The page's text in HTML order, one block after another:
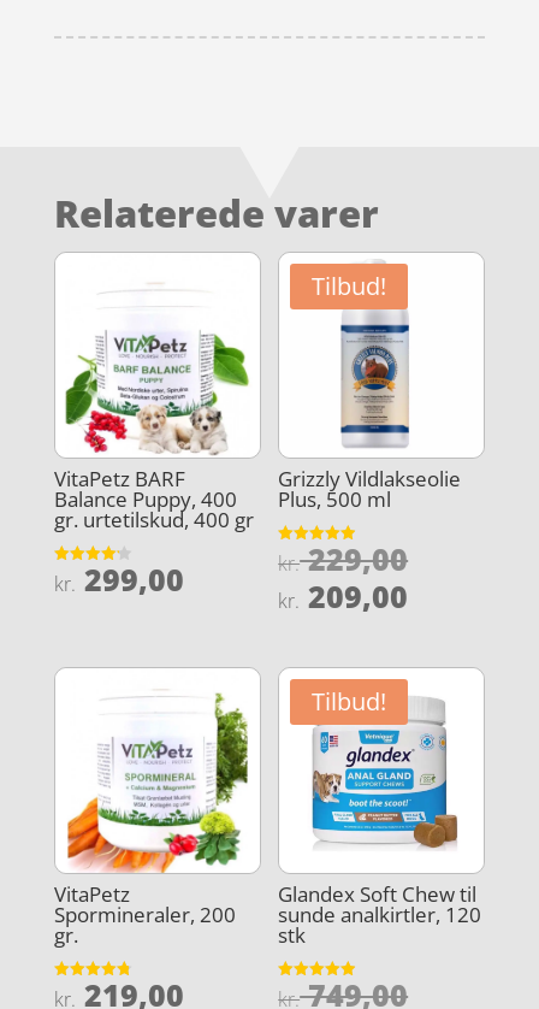
Relaterede varer
VitaPetz BARF
Balance Puppy, 400
gr. urtetilskud, 400 gr
Vurderet
4.2
kr. 299,00
Tilbud!
Grizzly Vildlakseolie
Plus, 500 ml
Vurderet
4.9
kr.229,00Den
kr.
kr. 209,00
pris
er:
kr.
VitaPetz
Spormineraler, 200
gr.
Vurderet
4.8
kr. 219,00
Tilbud!
Glandex Soft Chew til
sunde analkirtler, 120
stk
Vurderet
4.9
kr.749,00Den